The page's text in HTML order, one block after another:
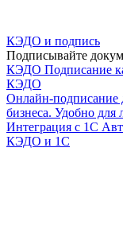
КЭДО и подпись
Подписывайте
КЭДО Подписание
КЭДО
Онлайн-подписание
бизнеса. Удобно для
Интеграция с 1С
КЭДО и 1С